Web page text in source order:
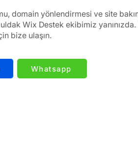
domain yönlendirmesi ve site
Wix Destek ekibimiz
bize ulaşın.
Whatsapp